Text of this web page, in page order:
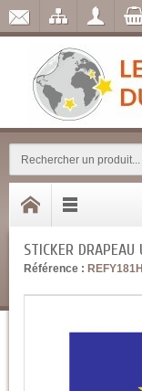
STICKER DRAPEAU
Référence : REFY181H